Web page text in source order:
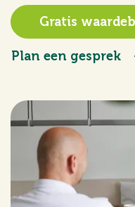
Gratis
Plan een gesprek